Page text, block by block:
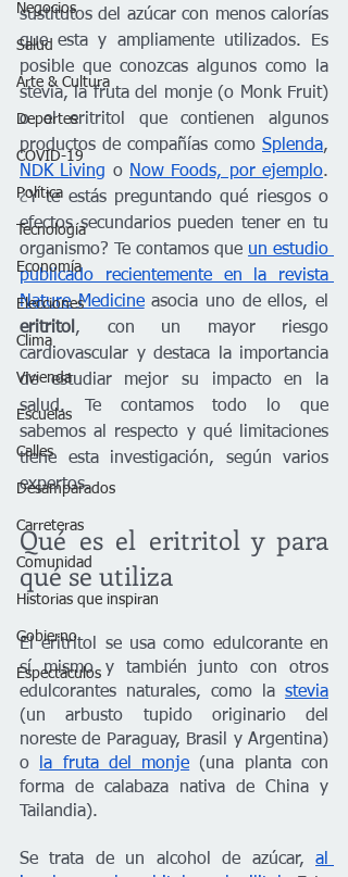
Negocios
Salud
Arte & Cultura
Deportes
COVID-19
Política
Tecnología
Economía
Elecciones
Clima
Vivienda
Escuelas
Calles
Desamparados
Carreteras
Comunidad
Historias que inspiran
Gobierno
Espectáculos
sustitutos del azúcar con menos calorías
que esta y ampliamente utilizados. Es
posible que conozcas algunos como la
stevia, la fruta del monje (o Monk Fruit)
o el eritritol que contienen algunos
productos de compañías como Splenda
NDK Living o Now Foods, por ejemplo
¿Y te estás preguntando qué riesgos o
efectos secundarios pueden tener en tu
organismo? Te contamos que un estudio
publicado recientemente en la revista
Nature Medicine
eritritol , con un mayor riesgo
cardiovascular y destaca la importancia
de estudiar mejor su impacto en la
salud. Te contamos todo lo que
sabemos al respecto y qué limitaciones
tiene esta investigación, según varios
expertos.
Qué es el eritritol y para
qué se utiliza
El eritritol se usa como edulcorante en
sí mismo y también junto con otros
edulcorantes naturales, como la stevia
(un arbusto tupido originario del
noreste de Paraguay, Brasil y Argentina)
o
la fruta del monje (una planta con
forma de calabaza nativa de China y
Tailandia).
Se trata de un alcohol de azúcar, al